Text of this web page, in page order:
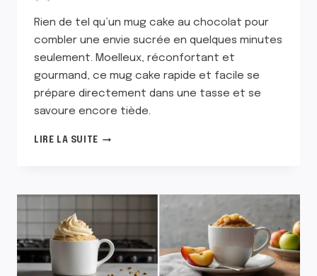
Rien de tel qu’un mug cake au chocolat pour
combler une envie sucrée en quelques minutes
seulement. Moelleux, réconfortant et
gourmand, ce mug cake rapide et facile se
prépare directement dans une tasse et se
savoure encore tiède.
LIRE LA SUITEMUG
FACILE